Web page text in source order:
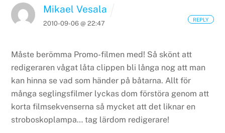
Mikael Vesala
2010-09-06 @ 22:47
Måste berömma Promo-filmen med! Så skönt att
redigeraren vågat låta clippen bli långa nog att man
kan hinna se vad som händer på båtarna. Allt för
många seglingsfilmer lyckas dom förstöra genom att
korta filmsekvenserna så mycket att det liknar en
stroboskoplampa… tag lärdom redigerare!
REPLY